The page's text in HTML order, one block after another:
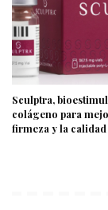
Sculptra,
colágeno para
firmeza y la calidad